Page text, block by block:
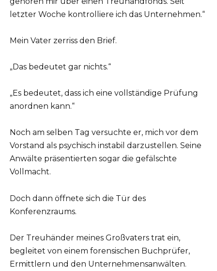
letzter Woche kontrolliere ich das Unternehmen.“
Mein Vater zerriss den Brief.
„Das bedeutet gar nichts.“
„Es bedeutet, dass ich eine vollständige Prüfung
anordnen kann.“
Noch am selben Tag versuchte er, mich vor dem
Vorstand als psychisch instabil darzustellen. Seine
Anwälte präsentierten sogar die gefälschte
Vollmacht.
Doch dann öffnete sich die Tür des
Konferenzraums.
Der Treuhänder meines Großvaters trat ein,
begleitet von einem forensischen Buchprüfer,
Ermittlern und den Unternehmensanwälten.